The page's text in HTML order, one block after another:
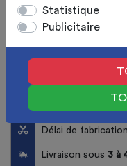
Statistique
Publicitaire
Délai de fabrication
Livraison sous 3 à